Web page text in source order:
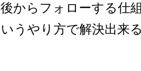
からフォローする仕
うやり方で解決出来